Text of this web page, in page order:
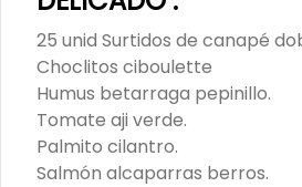
$6.800
cilantro,
25 unid Surtidos de canapé
Choclitos ciboulette
Humus betarraga pepinillo.
Tomate aji verde.
Palmito cilantro.
Salmón alcaparras berros.